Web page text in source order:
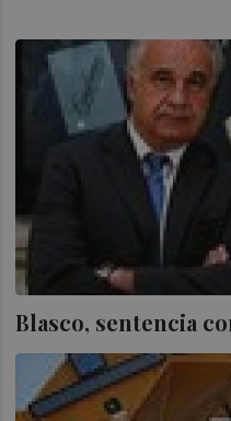
Blasco, sentencia